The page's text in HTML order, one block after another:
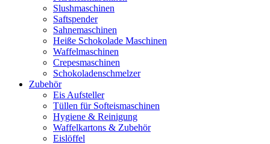
Slushmaschinen
Saftspender
Sahnemaschinen
Heiße Schokolade Maschinen
Waffelmaschinen
Crepesmaschinen
Schokoladenschmelzer
Zubehör
Eis Aufsteller
Tüllen für Softeismaschinen
Hygiene & Reinigung
Waffelkartons & Zubehör
Eislöffel